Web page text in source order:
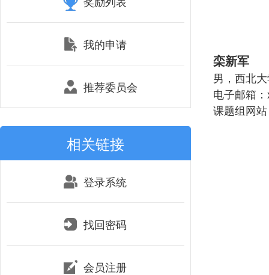
我的申请
推荐委员会
相关链接
登录系统
找回密码
会员注册
栾新军
男，西北
电子邮箱
课题组网